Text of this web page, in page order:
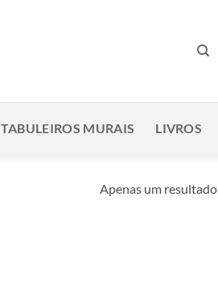
TABULEIROS MURAIS LIVROS
Apenas um resultado